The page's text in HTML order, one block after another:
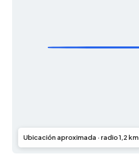
Ubicación aproximada · radio 1,2 km